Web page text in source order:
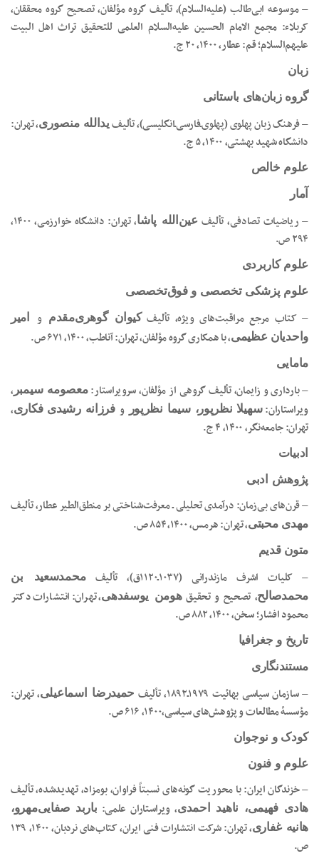
– موسوعه ابی‌طالب (علیه‌السلام)، تألیف گروه مؤلفان، تصحیح گروه محققان،
کربلاء: مجمع الامام الحسین علیه‌السلام العلمی للتحقیق تراث اهل البیت
علیهم‌السلام؛ قم: عطار، ۱۴۰۰، ۲۰ ج.
زبان
گروه زبان‌های باستانی
– فرهنگ زبان پهلوی (پهلوی‌ـ‌فارسی‌ـ‌انگلیسی)، تألیفیدالله منصوری، تهران:
دانشگاه شهید بهشتی، ۱۴۰۰، ۵ ج.
علوم خالص
آمار
– ریاضیات تصادفی، تألیف عین‌الله پاشا
، تهران: دانشگاه خوارزمی، ۱۴۰۰،
۲۹۴ ص.
علوم کاربردی
علوم پزشکی تخصصی و فوق‌تخصصی
– کتاب مرجع مراقبت‌های ویژه، تألیفکیوان گوهری‌مقدمو امیر
واحدیان عظیمی، با همکاری گروه مؤلفان، تهران: آناطب، ۱۴۰۰، ۶۷۱ ص.
مامایی
– بارداری و زایمان، تألیف گروهی از مؤلفان، سرویراستار:معصومه سیمبر ،
ویراستاران:سهیلا نظرپور، سیما نظرپورو فرزانه رشیدی فکاری،
تهران: جامعه‌نگر، ۱۴۰۰، ۴ ج.
ادبیات
پژوهش ادبی
– قرن‌های بی‌زمان: درآمدی تحلیلی ـ معرفت‌شناختی بر منطق‌الطیر عطار، تألیف
مهدی محبتی، تهران: هرمس، ۱۴۰۰، ۸۵۴ ص.
متون قدیم
– کلیات اشرف مازندرانی (۱۰۳۷ـ۱۱۲۰ق)، تألیف
محمدسعید بن
محمدصالح، تصحیح و تحقیقهومن یوسفدهی، تهران: انتشارات دکتر
محمود افشار؛ سخن، ۱۴۰۰، ۸۸۲ ص.
تاریخ و جغرافیا
مستندنگاری
– سازمان سیاسی بهائیت ۱۹۷۹ـ۱۸۹۲‏‫، تألیف حمیدرضا اسماعیلی، تهران:
مؤسسۀ مطالعات و پژوهش‌های سیاسی‏‫،۱۴۰۰، ۶۱۶ ص.
کودک و نوجوان
علوم و فنون
– خزندگان ایران: با محوریت گونه‌های نسبتاً فراوان، بومزاد، تهدیدشده، تألیف
هادی فهیمی، ناهید احمدی، ویراستاران علمی: باربد صفایی‌مهرو،
هانیه غفاری
، تهران: شرکت انتشارات فنی ایران، کتاب‌های نردبان، ۱۴۰۰، ۱۳۹
ص.